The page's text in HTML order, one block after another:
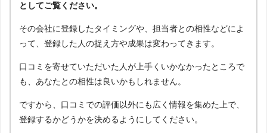
としてご覧ください。
その会社に登録したタイミングや、担当者との相性などによ
って、登録した人の捉え方や成果は変わってきます。
口コミを寄せていただいた人が上手くいかなかったところで
も、あなたとの相性は良いかもしれません。
ですから、口コミでの評価以外にも広く情報を集めた上で、
登録するかどうかを決めるようにしてください。